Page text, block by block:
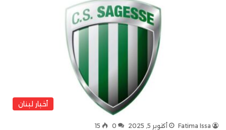
أخبار لبنان
Fatima Issa أكتوبر 5, 2025 0
15